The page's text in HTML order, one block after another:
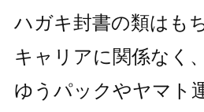
ハガキ封書の類はも
キャリアに関係なく、
ゆうパックやヤマト